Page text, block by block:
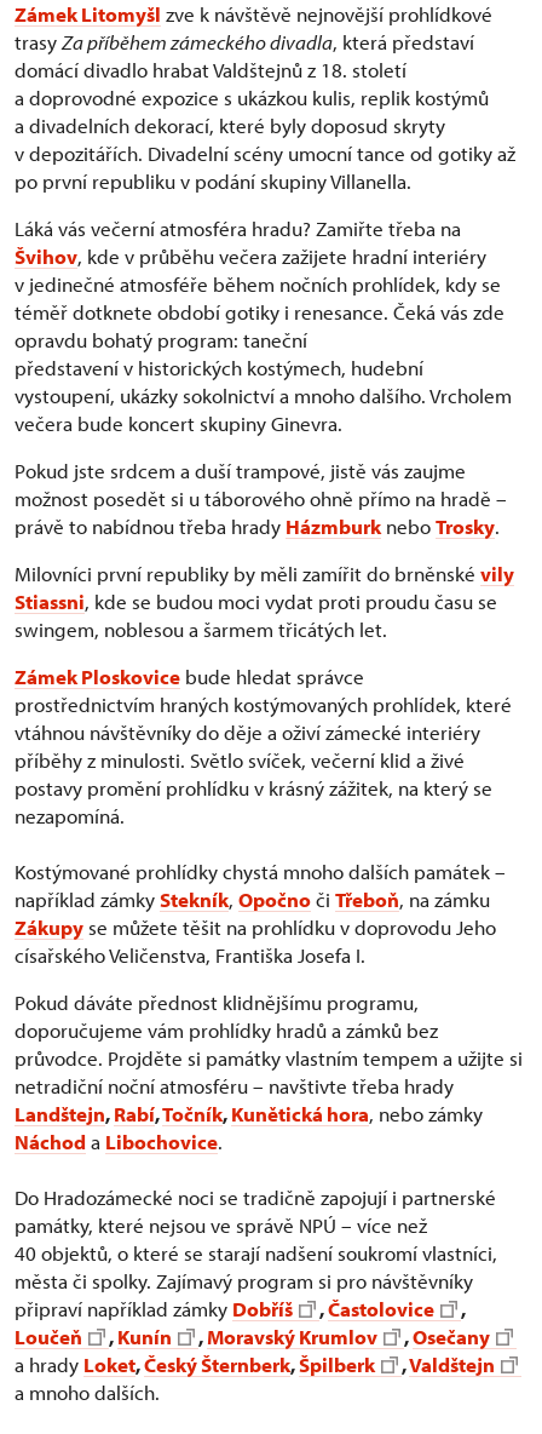
Zámek Litomyšl zve k návštěvě nejnovější prohlídkové
trasyZa příběhem zámeckého divadla, která představí
domácí divadlo hrabat Valdštejnů z 18. století
a doprovodné expozice s ukázkou kulis, replik kostýmů
a divadelních dekorací, které byly doposud skryty
v depozitářích. Divadelní scény umocní tance od gotiky až
po první republiku v podání skupiny Villanella.
Láká vás večerní atmosféra hradu? Zamiřte třeba na
Švihov, kde v průběhu večera zažijete hradní interiéry
v jedinečné atmosféře během nočních prohlídek, kdy se
téměř dotknete období gotiky i renesance. Čeká vás zde
opravdu bohatý program: taneční
představení v historických kostýmech, hudební
vystoupení, ukázky sokolnictví a mnoho dalšího. Vrcholem
večera bude koncert skupiny Ginevra.
Pokud jste srdcem a duší trampové, jistě vás zaujme
možnost posedět si u táborového ohně přímo na hradě –
právě to nabídnou třeba hrady Házmburk neboTrosky.
Milovníci první republiky by měli zamířit do brněnské vily
Stiassni, kde se budou moci vydat proti proudu času se
swingem, noblesou a šarmem třicátých let.
Zámek Ploskovice bude hledat správce
prostřednictvím hraných kostýmovaných prohlídek, které
vtáhnou návštěvníky do děje a oživí zámecké interiéry
příběhy z minulosti. Světlo svíček, večerní klid a živé
postavy promění prohlídku v krásný zážitek, na který se
nezapomíná.
Kostýmované prohlídky chystá mnoho dalších památek –
například zámkyStekník, Opočnoči Třeboň, na zámku
Zákupy se můžete těšit na prohlídku v doprovodu Jeho
císařského Veličenstva, Františka Josefa I.
Pokud dáváte přednost klidnějšímu programu,
doporučujeme vám prohlídky hradů a zámků bez
průvodce. Projděte si památky vlastním tempem a užijte si
netradiční noční atmosféru – navštivte třeba hrady
Landštejn,Rabí,Točník,Kunětická hora, nebo zámky
Náchoda Libochovice.
Do Hradozámecké noci se tradičně zapojují i partnerské
památky, které nejsou ve správě NPÚ – více než
40 objektů, o které se starají nadšení soukromí vlastníci,
města či spolky. Zajímavý program si pro návštěvníky
připraví například zámky Dobříš ,Častolovice
,
Loučeň
,Kunín ,Moravský Krumlov ,Osečany
a hrady Loket,Český Šternberk,Špilberk ,Valdštejn
a mnoho dalších.